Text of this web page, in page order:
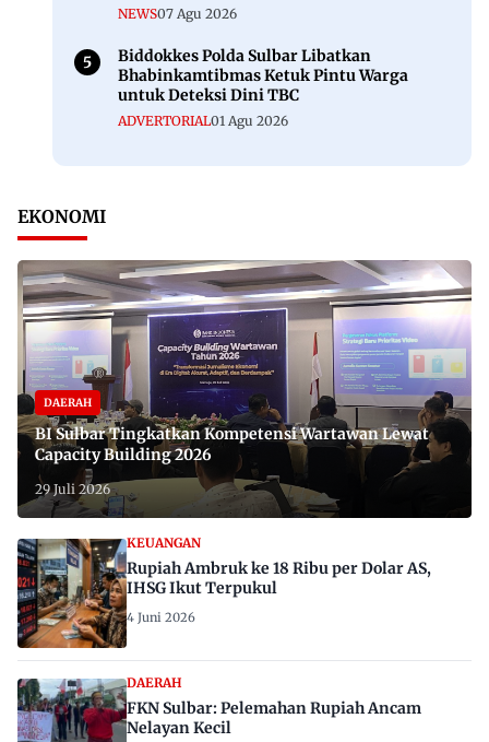
NEWS07 Agu 2026
Biddokkes Polda Sulbar Libatkan
Bhabinkamtibmas Ketuk Pintu Warga
untuk Deteksi Dini TBC
ADVERTORIAL01 Agu 2026
EKONOMI
DAERAH
BI Sulbar Tingkatkan Kompetensi Wartawan Lewat
Capacity Building 2026
29 Juli 2026
KEUANGAN
Rupiah Ambruk ke 18 Ribu per Dolar AS,
IHSG Ikut Terpukul
4 Juni 2026
DAERAH
FKN Sulbar: Pelemahan Rupiah Ancam
Nelayan Kecil